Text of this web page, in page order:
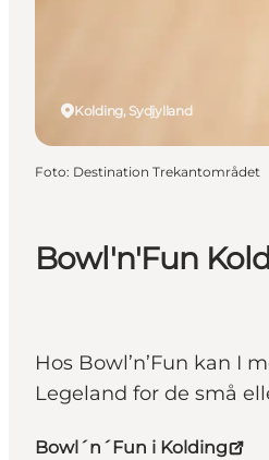
Bowl'n'Fun
Hos Bowl’n’Fun kan I
Legeland for de små
Bowl´n´Fun i Kolding
Kolding, Sydjylland
Foto: Destination Trekantområdet